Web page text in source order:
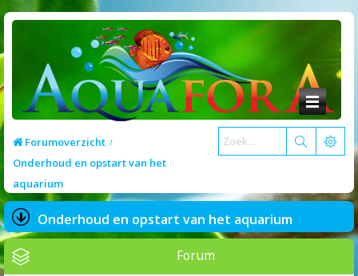
Forumoverzicht
Onderhoud en opstart van het
aquarium
Onderhoud en opstart van het aquarium
Forum